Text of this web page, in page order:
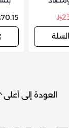
70.15
العودة إلى أعلى